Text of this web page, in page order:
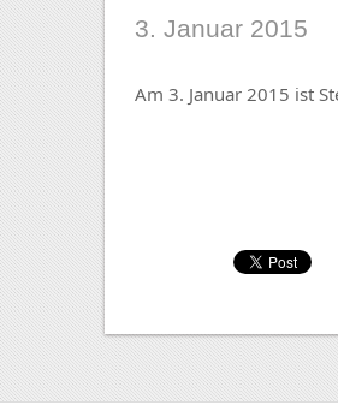
3. Januar 2015
Am 3. Januar 2015 ist